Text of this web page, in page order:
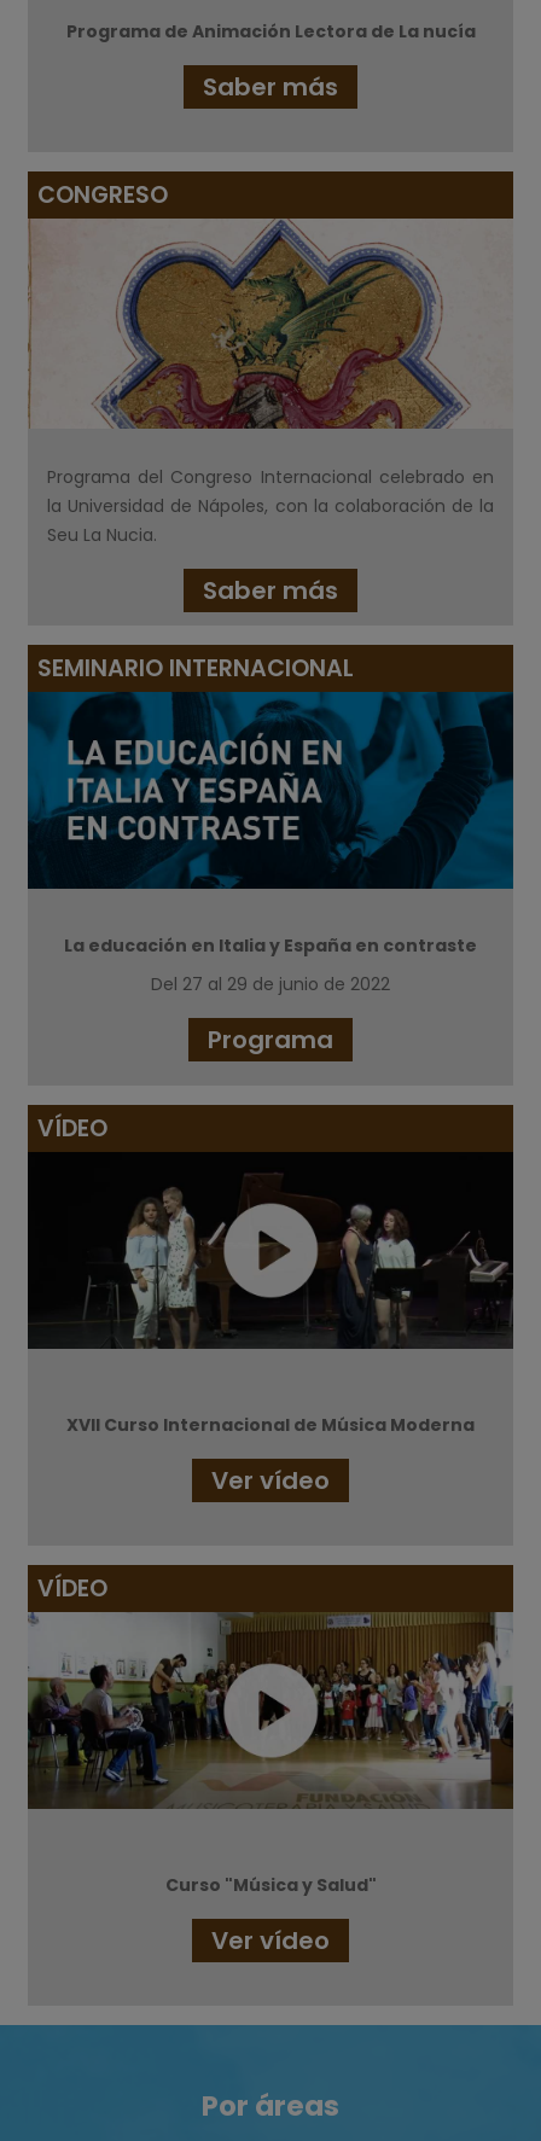
Programa de Animación Lectora de La nucía
Saber más
CONGRESO
Programa del Congreso Internacional celebrado en
la Universidad de Nápoles, con la colaboración de la
Seu La Nucia.
Saber más
SEMINARIO INTERNACIONAL
La educación en Italia y España en contraste
Del 27 al 29 de junio de 2022
Programa
VÍDEO
XVII Curso Internacional de Música Moderna
Ver vídeo
VÍDEO
Curso "Música y Salud"
Ver vídeo
Por áreas